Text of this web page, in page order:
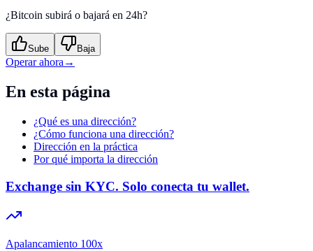
¿Bitcoin subirá o bajará en 24h?
Sube Baja
Operar ahora →
En esta página
¿Qué es una dirección?
¿Cómo funciona una dirección?
Dirección en la práctica
Por qué importa la dirección
Exchange sin KYC. Solo conecta tu wallet.
Apalancamiento 100x